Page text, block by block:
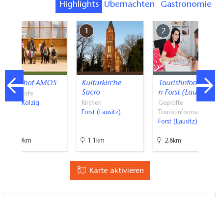
Highlights Übernachten Gastronomie
Reiterhof AMOS
Reiterhöfe
Groß Kölzig
14.9km
1
Kulturkirche
Sacro
Kirchen
Forst (Lausitz)
1.1km
2
Touristinformatio
n Forst (Lausitz)
Geprüfte
Touristinformati…
Forst (Lausitz)
2.8km
Karte aktivieren